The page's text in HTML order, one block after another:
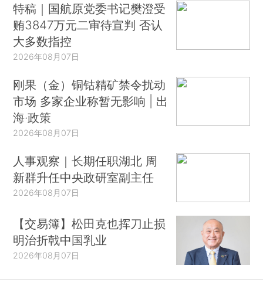
特稿｜国航原党委书记樊澄受
贿3847万元二审待宣判 否认
大多数指控
2026年08月07日
刚果（金）铜钴精矿禁令扰动
市场 多家企业称暂无影响 | 出
海·政策
2026年08月07日
人事观察｜长期任职湖北 周
新群升任中央政研室副主任
2026年08月07日
【交易簿】松田克也挥刀止损
明治折戟中国乳业
2026年08月07日